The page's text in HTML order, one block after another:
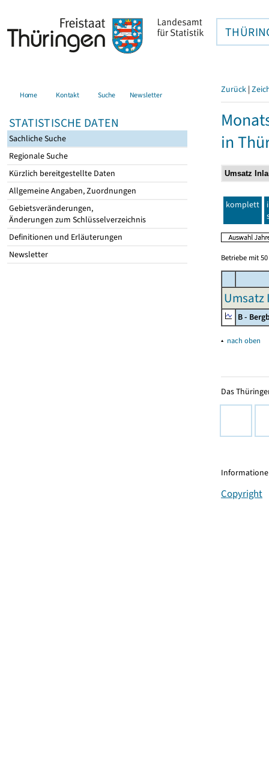
Home Kontakt Suche Newsletter
STATISTISCHE DATEN
Sachliche Suche
Regionale Suche
Kürzlich bereitgestellte Daten
Allgemeine Angaben, Zuordnungen
Gebietsveränderungen,
Änderungen zum Schlüsselverzeichnis
Definitionen und Erläuterungen
Newsletter
Zurück |
in
komplett
Betriebe mit
Umsatz
B -
▴ nach oben
Das
Copyright